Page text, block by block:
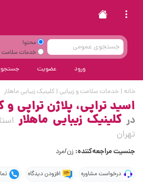
محتوا
خدمات سلامت
ورود عضویت
خانه | خدمات سلامت و زیبایی |کلینیک زیبایی ماهلار
اسید تراپی، پلاژن تراپی و
در کلینیک زیبایی ماهلار
تهران
جنسیت مراجعه‌کننده: زن/مرد
درخواست مشاوره افزودن دیدگاه